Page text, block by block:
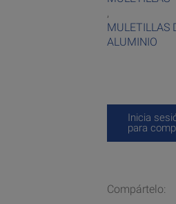
,
MULETILLAS
ALUMINIO
Inicia
para
Compártelo: